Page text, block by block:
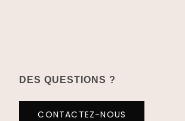
DES QUESTIONS ?
CONTACTEZ-NOUS